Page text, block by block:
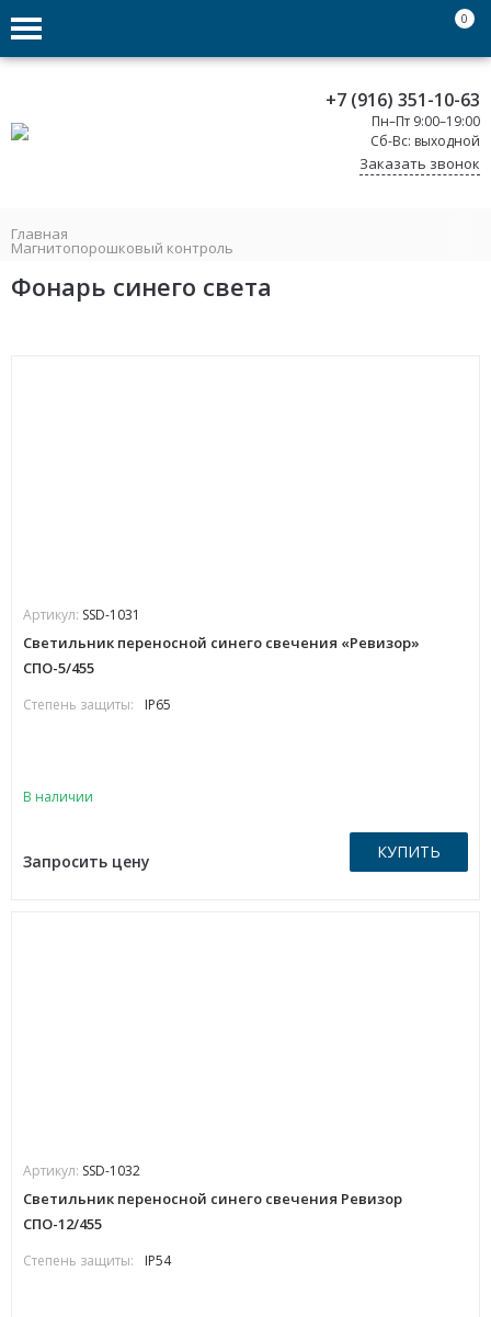
0
+7 (916) 351-10-63
Пн–Пт 9:00–19:00
Сб-Вс: выходной
Заказать звонок
Главная
Магнитопорошковый контроль
Фонарь синего света
Артикул: SSD-1031
Светильник переносной синего свечения «Ревизор»
СПО-5/455
Степень защиты: IP65
В наличии
Запросить цену КУПИТЬ
Артикул: SSD-1032
Светильник переносной синего свечения Ревизор
СПО-12/455
Степень защиты: IP54